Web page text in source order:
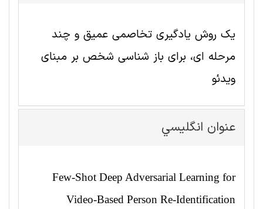
یک روش یادگیری تخاصمی عمیق و چند
مرحله ای، برای باز شناسی شخص بر مبنای
ویدئو
عنوان انگليسي
Few-Shot Deep Adversarial Learning for
Video-Based Person Re-Identification